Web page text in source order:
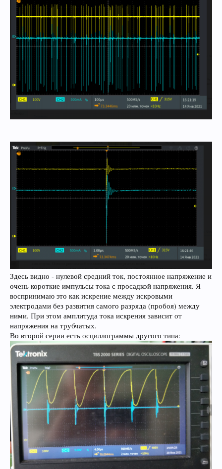
Здесь видно - нулевой средний ток, постоянное напряжение и
очень короткие импульсы тока с просадкой напряжения. Я
воспринимаю это как искрение между искровыми
электродами без развития самого разряда (пробоя) между
ними. При этом амплитуда тока искрения зависит от
напряжения на трубчатых.
Во второй серии есть осциллограммы другого типа: